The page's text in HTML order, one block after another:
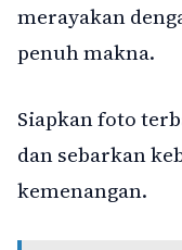
merayakan
penuh makna.
Siapkan foto
dan sebarkan
kemenangan.